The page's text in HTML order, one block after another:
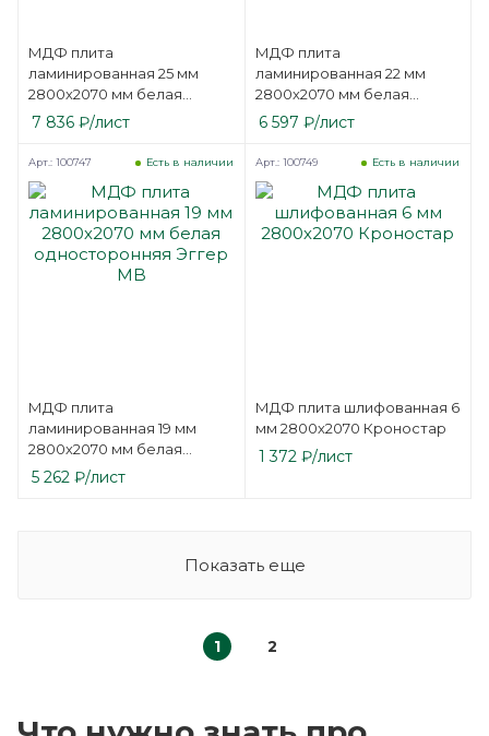
МДФ плита
ламинированная 25 мм
2800х2070 мм белая
односторонняя
Kastamonu F
7 836 ₽/лист
МДФ плита
ламинированная 22 мм
2800х2070 мм белая
односторонняя
Kastamonu F
6 597 ₽/лист
МДФ плита
ламинированная 19 мм
2800х2070 мм белая
односторонняя Эггер MB
Есть в наличии
Арт.: 100747
5 262 ₽/лист
МДФ плита шлифованная 6
мм 2800х2070 Кроностар
Есть в наличии
Арт.: 100749
1 372₽/лист
Показать еще
1 2